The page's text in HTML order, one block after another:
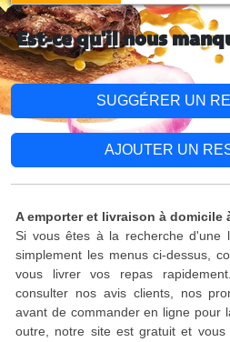
Est-ce qu'il nous
SUGGÉRER UN
AJOUTER UN
A emporter et livraison à domicile
Si vous êtes à la recherche d'une
simplement les menus ci-dessus,
vous livrer vos repas
consulter nos avis clients, nos
avant de commander en ligne pour
outre, notre site est gratuit et